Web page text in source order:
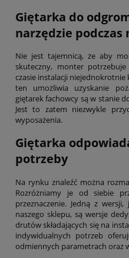
Giętarka do
narzędzie
Nie jest tajemnicą, że aby
skuteczny, monter
czasie instalacji niejednokrotnie
ten umożliwia uzyskanie
giętarek fachowcy są w stanie
Jest to zatem niezwykle
wyposażenia.
Giętarka
potrzeby
Na rynku znaleźć można
Rozróżniamy je od siebie
przeznaczenie. Jedną z
naszego sklepu, są wersje
drutów składających się na
indywidualnych potrzeb
odmiennych parametrach oraz